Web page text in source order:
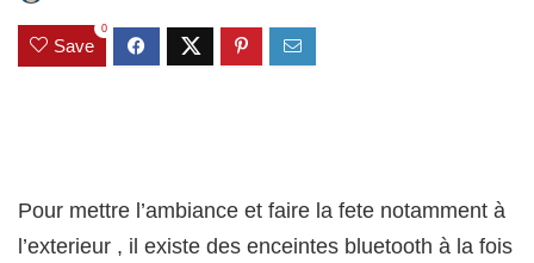
Save
0
Pour mettre l’ambiance et faire la fete notamment à
l’exterieur , il existe des enceintes bluetooth à la fois